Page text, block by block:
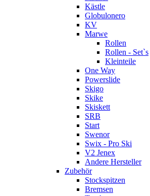
Kästle
Globulonero
KV
Marwe
Rollen
Rollen - Set`s
Kleinteile
One Way
Powerslide
Skigo
Skike
Skiskett
SRB
Start
Swenor
Swix - Pro Ski
V2 Jenex
Andere Hersteller
Zubehör
Stockspitzen
Bremsen